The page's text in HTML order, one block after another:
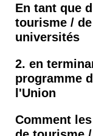
En tant que
tourisme /
universités
2. en
programme
l'Union
Comment